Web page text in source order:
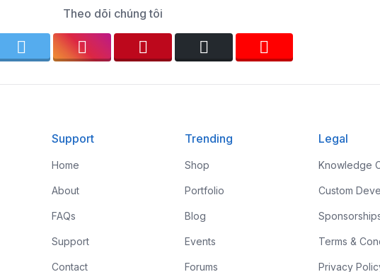
Theo dõi chúng tôi
Support
Home
About
FAQs
Support
Contact
Trending
Shop
Portfolio
Blog
Events
Forums
Legal
Knowledge
Custom
Terms &
Privacy